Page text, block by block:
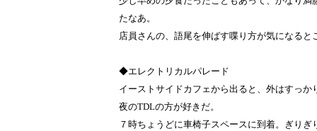
たなあ。
店員さんの、語尾を伸ばす喋り方が気になると
◆エレクトリカルパレード
イーストサイドカフェから出ると、外はすっ
夜のTDLの方が好きだ。
７時ちょうどに車椅子スペースに到着。ぎり